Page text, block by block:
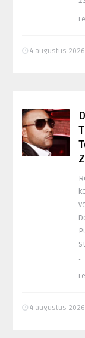
4 augustus
..
4 augustus